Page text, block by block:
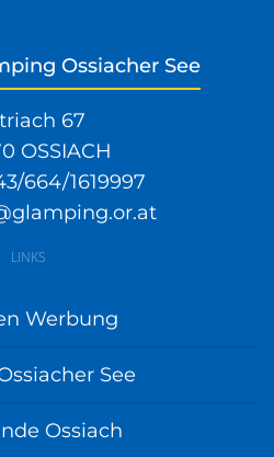
Ossiacher See
67
OSSIACH
664/1619997
LINKS
Werbung
See
Ossiach